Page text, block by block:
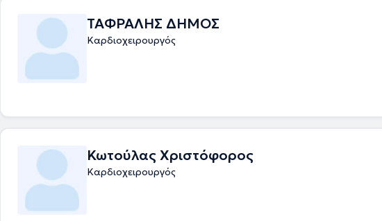
ΤΑΦΡΑΛΗΣ ΔΗΜΟΣ
Καρδιοχειρουργός
Κωτούλας Χριστόφορος
Καρδιοχειρουργός